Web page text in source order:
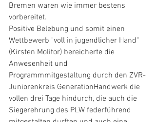
Bremen waren wie immer bestens
vorbereitet.
Positive Belebung und somit einen
Wettbewerb "voll in jugendlicher Hand"
(Kirsten Molitor) bereicherte die
Anwesenheit und
Programmmitgestaltung durch den ZVR-
Juniorenkreis GenerationHandwerk die
vollen drei Tage hindurch, die auch die
Siegerehrung des PLW federführend